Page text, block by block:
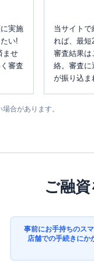
実施
い!
ませ
審査
当サイト
れば、最短
審査結果は
絡。審査に
が振り込ま
合があります。
ご融資
事前にお手持ちのス
店舗での手続きにか